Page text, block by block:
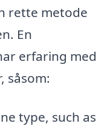
rette metode
En
erfaring med
såsom:
type, such as